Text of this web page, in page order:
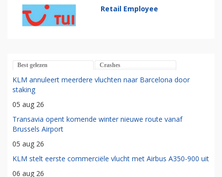
Retail Employee
Best gelezen Crashes
KLM annuleert meerdere vluchten naar Barcelona door
staking
05 aug 26
Transavia opent komende winter nieuwe route vanaf
Brussels Airport
05 aug 26
KLM stelt eerste commerciële vlucht met Airbus A350-900 uit
06 aug 26